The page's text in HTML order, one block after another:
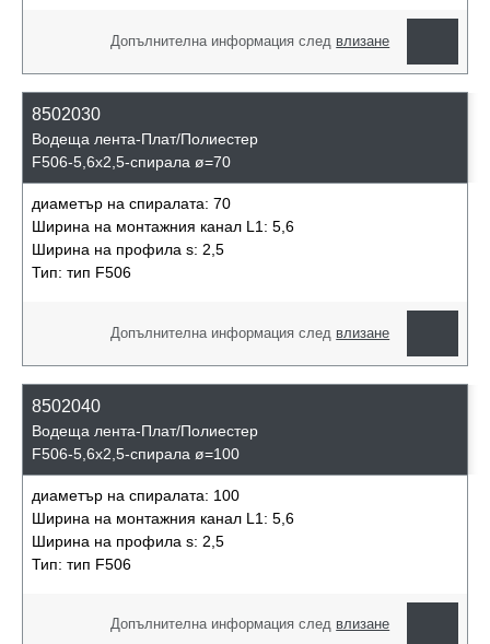
Допълнителна информация след влизане
8502030
Водеща лента-Плат/Полиестер
F506-5,6x2,5-спирала ø=70
диаметър на спиралата: 70
Ширина на монтажния канал L1: 5,6
Ширина на профила s: 2,5
Тип: тип F506
Допълнителна информация след влизане
8502040
Водеща лента-Плат/Полиестер
F506-5,6x2,5-спирала ø=100
диаметър на спиралата: 100
Ширина на монтажния канал L1: 5,6
Ширина на профила s: 2,5
Тип: тип F506
Допълнителна информация след влизане